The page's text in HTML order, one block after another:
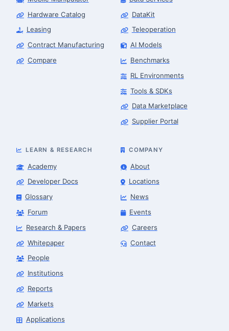
Hardware Catalog
Leasing
Contract Manufacturing
Compare
DataKit
Teleoperation
AI Models
Benchmarks
RL Environments
Tools & SDKs
Data Marketplace
Supplier Portal
LEARN & RESEARCH
Academy
Developer Docs
Glossary
Forum
Research & Papers
Whitepaper
People
Institutions
Reports
Markets
Applications
COMPANY
About
Locations
News
Events
Careers
Contact
Robotics Advisor